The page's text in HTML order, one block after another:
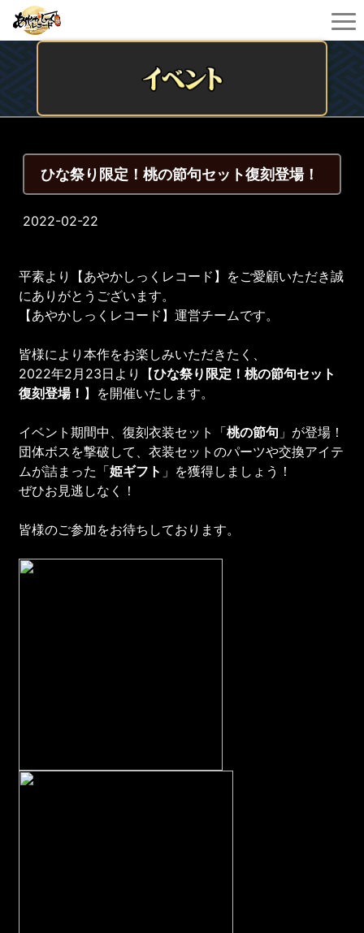
ひな祭り限定！桃の節句セット復刻登場！
2022-02-22
平素より【あやかしっくレコード】をご愛顧いただき誠
にありがとうございます。
【あやかしっくレコード】運営チームです。
皆様により本作をお楽しみいただきたく、
2022年2月23日より【ひな祭り限定！桃の節句セット
復刻登場！ 】を開催いたします。
イベント期間中、復刻衣装セット「桃の節句 」が登場！
団体ボスを撃破して、衣装セットのパーツや交換アイテ
ムが詰まった「姫ギフト 」を獲得しましょう！
ぜひお見逃しなく！
皆様のご参加をお待ちしております。